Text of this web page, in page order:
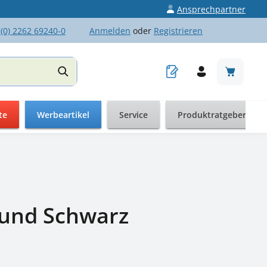
Ansprechpartner
2262 69240-0 Anmelden oder Registrieren
Werbeartikel Service Produktratgeber
Schwarz